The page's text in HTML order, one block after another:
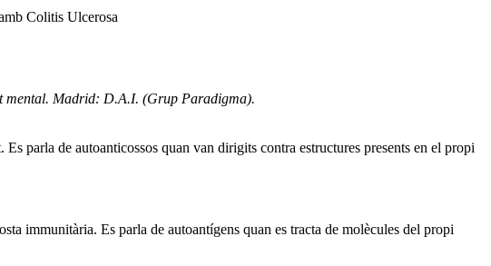
Colitis Ulcerosa
mental. Madrid: D.A.I. (Grup Paradigma).
parla de autoanticossos quan van dirigits contra estructures presents en el propi
immunitària. Es parla de autoantígens quan es tracta de molècules del propi